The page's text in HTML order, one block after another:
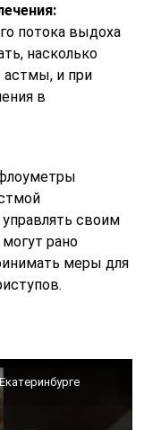
потока выдоха
насколько
астмы, и при
в
своим
рано
меры для